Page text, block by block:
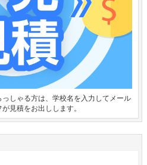
しゃる方は、学校名を入力してメール
見積をお出しします。